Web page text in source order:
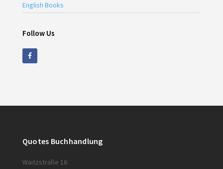
English Books
Follow Us
Quotes Buchhandlung
Waitzstraße 16